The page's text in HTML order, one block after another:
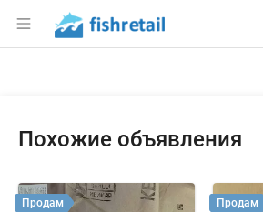
Раздел навигации по
Похожие объявления
Продам Продам